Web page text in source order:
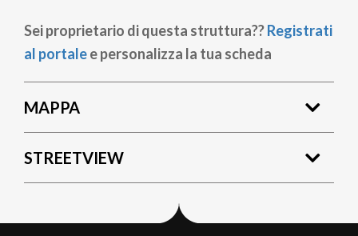
Sei proprietario di questa struttura??Registrati
al portalee personalizza la tua scheda
MAPPA
STREETVIEW